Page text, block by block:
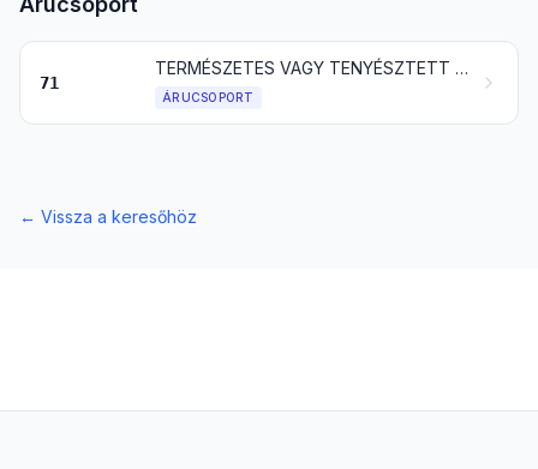
71
TERMÉSZETES VAGY TENYÉSZTETT GYÖNGYÖK, DRÁGAKÖVEK VAGY FÉLDRÁGAKÖVEK, NEMESFÉMEK, NEMESFÉMMEL PLATTÍROZOTT FÉMEK ÉS EZEKBŐL KÉSZÜLT ÁRUK; ÉKSZERUTÁNZATOK; ÉRMÉK
ÁRUCSOPORT
← Vissza a keresőhöz